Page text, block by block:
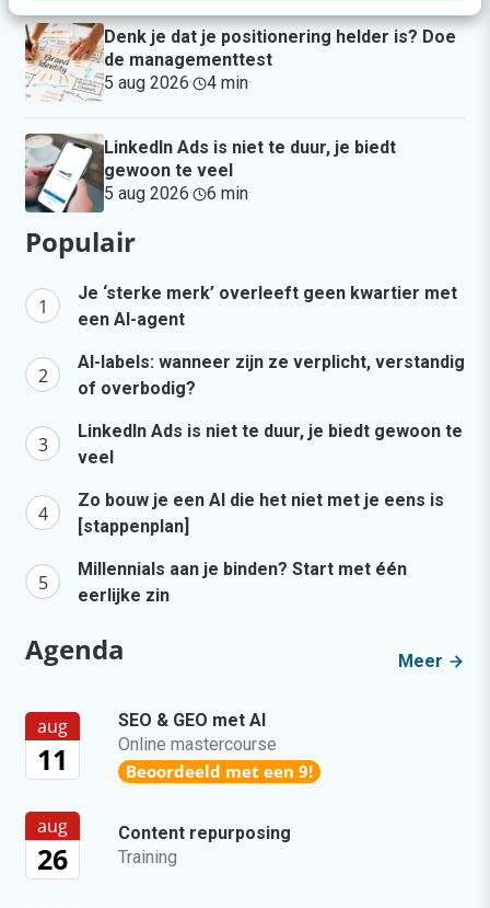
Denk je dat je positionering helder is? Doe
de managementtest
5 aug 2026· 4 min·
LinkedIn Ads is niet te duur, je biedt
gewoon te veel
5 aug 2026· 6 min·
Populair
Je ‘sterke merk’ overleeft geen kwartier met
een AI-agent
AI-labels: wanneer zijn ze verplicht, verstandig
of overbodig?
LinkedIn Ads is niet te duur, je biedt gewoon te
veel
Zo bouw je een AI die het niet met je eens is
[stappenplan]
Millennials aan je binden? Start met één
eerlijke zin
Agenda Meer
aug
11
SEO & GEO met AI
Online mastercourse
Beoordeeld met een 9!
aug
26
Content repurposing
Training